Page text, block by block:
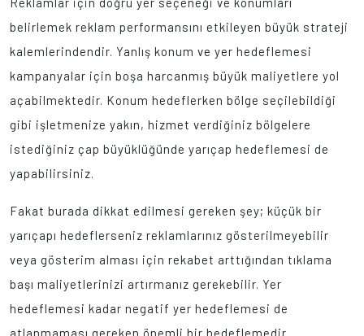
belirlemek reklam performansını etkileyen büyük strateji
kalemlerindendir. Yanlış konum ve yer hedeflemesi
kampanyalar için boşa harcanmış büyük maliyetlere yol
açabilmektedir. Konum hedeflerken bölge seçilebildiği
gibi işletmenize yakın, hizmet verdiğiniz bölgelere
istediğiniz çap büyüklüğünde yarıçap hedeflemesi de
yapabilirsiniz.
Fakat burada dikkat edilmesi gereken şey; küçük bir
yarıçapı hedeflerseniz reklamlarınız gösterilmeyebilir
veya gösterim alması için rekabet arttığından tıklama
başı maliyetlerinizi artırmanız gerekebilir. Yer
hedeflemesi kadar negatif yer hedeflemesi de
atlanmaması gereken önemli bir hedeflemedir.